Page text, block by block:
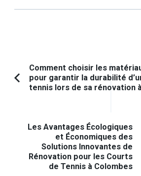
Navigation
d'article
Article
Comment choisir les
pour garantir la durabilité
tennis lors de sa rénovation
Les Avantages Écologiques
et Économiques des
Solutions Innovantes de
Rénovation pour les Courts
de Tennis à Colombes